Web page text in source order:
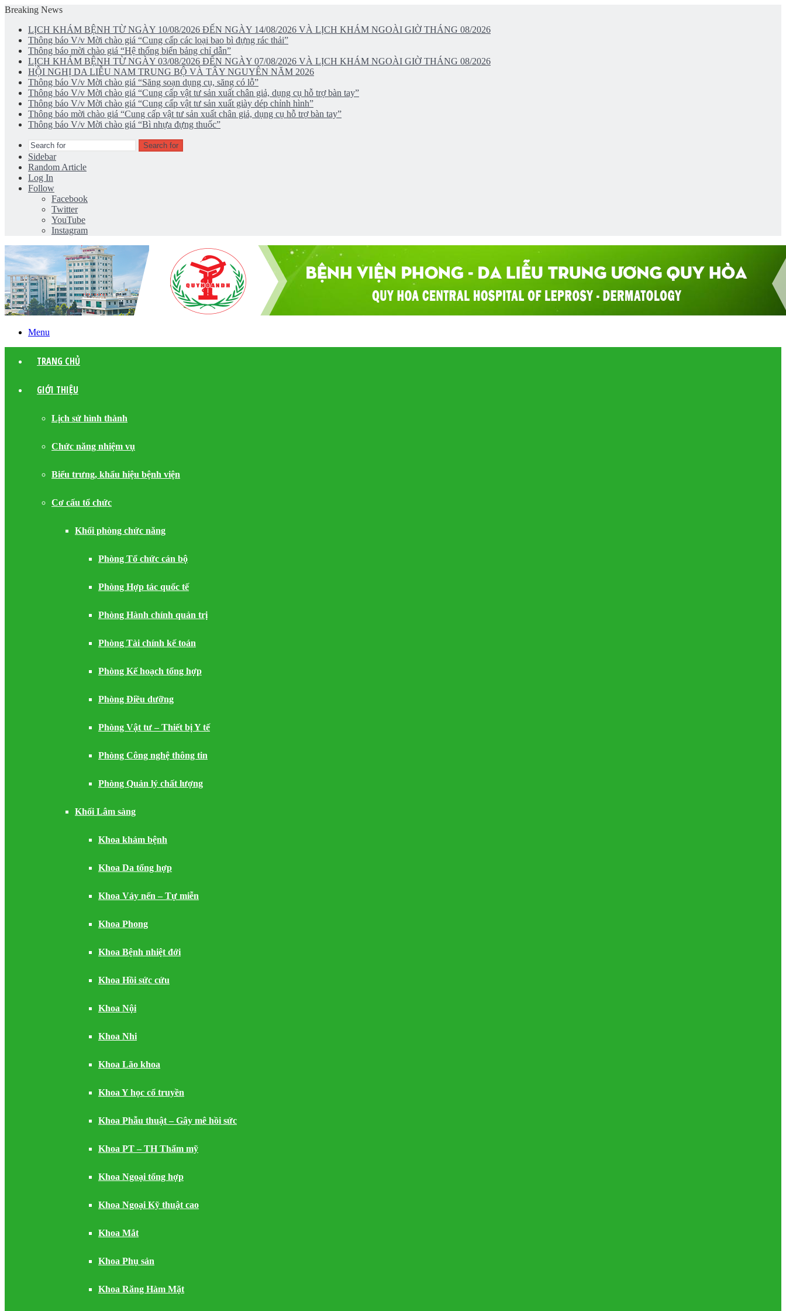
Breaking News
LỊCH KHÁM BỆNH TỪ NGÀY 10/08/2026 ĐẾN NGÀY 14/08/2026 VÀ LỊCH KHÁM NGOÀI GIỜ THÁNG 08/2026
Thông báo V/v Mời chào giá “Cung cấp các loại bao bì đựng rác thải”
Thông báo mời chào giá “Hệ thống biển bảng chỉ dẫn”
LỊCH KHÁM BỆNH TỪ NGÀY 03/08/2026 ĐẾN NGÀY 07/08/2026 VÀ LỊCH KHÁM NGOÀI GIỜ THÁNG 08/2026
HỘI NGHỊ DA LIỄU NAM TRUNG BỘ VÀ TÂY NGUYÊN NĂM 2026
Thông báo V/v Mời chào giá “Săng soạn dụng cụ, săng có lỗ”
Thông báo V/v Mời chào giá “Cung cấp vật tư sản xuất chân giả, dụng cụ hỗ trợ bàn tay”
Thông báo V/v Mời chào giá “Cung cấp vật tư sản xuất giày dép chỉnh hình”
Thông báo mời chào giá “Cung cấp vật tư sản xuất chân giả, dụng cụ hỗ trợ bàn tay”
Thông báo V/v Mời chào giá “Bì nhựa đựng thuốc”
Search for
Sidebar
Random Article
Log In
Follow
Facebook
Twitter
YouTube
Instagram
Menu
TRANG CHỦ
GIỚI THIỆU
Lịch sử hình thành
Chức năng nhiệm vụ
Biểu trưng, khẩu hiệu bệnh viện
Cơ cấu tổ chức
Khối phòng chức năng
Phòng Tổ chức cán bộ
Phòng Hợp tác quốc tế
Phòng Hành chính quản trị
Phòng Tài chính kế toán
Phòng Kế hoạch tổng hợp
Phòng Điều dưỡng
Phòng Vật tư – Thiết bị Y tế
Phòng Công nghệ thông tin
Phòng Quản lý chất lượng
Khối Lâm sàng
Khoa khám bệnh
Khoa Da tổng hợp
Khoa Vảy nến – Tự miễn
Khoa Phong
Khoa Bệnh nhiệt đới
Khoa Hồi sức cứu
Khoa Nội
Khoa Nhi
Khoa Lão khoa
Khoa Y học cổ truyền
Khoa Phẫu thuật – Gây mê hồi sức
Khoa PT – TH Thẩm mỹ
Khoa Ngoại tổng hợp
Khoa Ngoại Kỹ thuật cao
Khoa Mắt
Khoa Phụ sản
Khoa Răng Hàm Mặt